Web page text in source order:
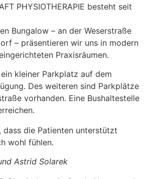
PHYSIOTHERAPIE besteht seit
Bungalow – an der Weserstraße
– präsentieren wir uns in modern
Praxisräumen.
kleiner Parkplatz auf dem
Des weiteren sind Parkplätze
vorhanden. Eine Bushaltestelle
dass die Patienten unterstützt
wohl fühlen.
Astrid Solarek